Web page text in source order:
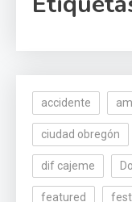
accidente
ciudad obregón
dif cajeme
featured